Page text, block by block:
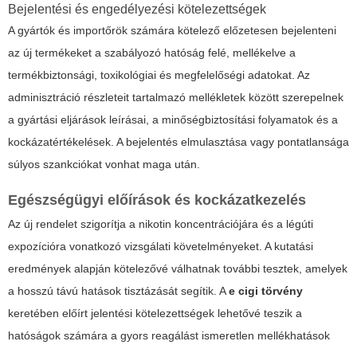
Bejelentési és engedélyezési kötelezettségek
A gyártók és importőrök számára kötelező előzetesen bejelenteni
az új termékeket a szabályozó hatóság felé, mellékelve a
termékbiztonsági, toxikológiai és megfelelőségi adatokat. Az
adminisztráció részleteit tartalmazó mellékletek között szerepelnek
a gyártási eljárások leírásai, a minőségbiztosítási folyamatok és a
kockázatértékelések. A bejelentés elmulasztása vagy pontatlansága
súlyos szankciókat vonhat maga után.
Egészségügyi előírások és kockázatkezelés
Az új rendelet szigorítja a nikotin koncentrációjára és a légúti
expozícióra vonatkozó vizsgálati követelményeket. A kutatási
eredmények alapján kötelezővé válhatnak további tesztek, amelyek
a hosszú távú hatások tisztázását segítik. Ae cigi törvény
keretében előírt jelentési kötelezettségek lehetővé teszik a
hatóságok számára a gyors reagálást ismeretlen mellékhatások